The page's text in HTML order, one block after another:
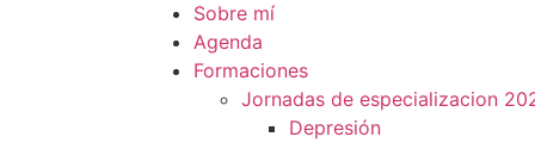
Sobre mí
Agenda
Formaciones
Jornadas de especializacion
Depresión